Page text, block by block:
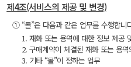
제4조(서비스의 제공 및 변경)
① “몰”은 다음과 같은 업무를 수행합니
1. 재화 또는 용역에 대한 정보 제공
2. 구매계약이 체결된 재화 또는 용역
3. 기타 “몰”이 정하는 업무